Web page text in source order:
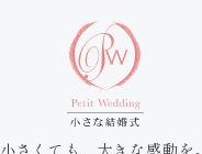
小さくても、大きな感動を。